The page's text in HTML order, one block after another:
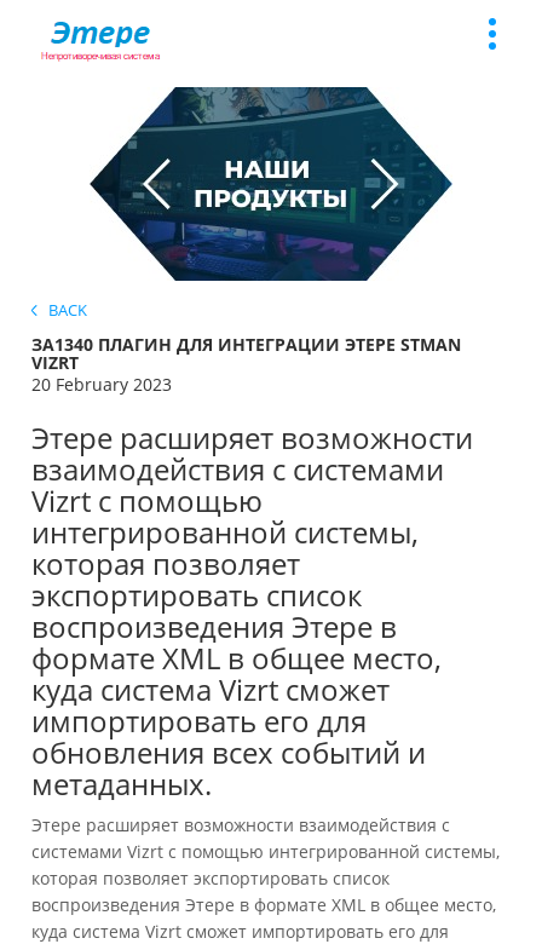
Toggle
BACK
ЗА1340 ПЛАГИН ДЛЯ ИНТЕГРАЦИИ ЭТЕРЕ STMAN
VIZRT
20 February 2023
Этере расширяет возможности
взаимодействия с системами
Vizrt с помощью
интегрированной системы,
которая позволяет
экспортировать список
воспроизведения Этере в
формате XML в общее место,
куда система Vizrt сможет
импортировать его для
обновления всех событий и
метаданных.
Этере расширяет возможности взаимодействия с
системами Vizrt с помощью интегрированной системы,
которая позволяет экспортировать список
воспроизведения Этере в формате XML в общее место,
куда система Vizrt сможет импортировать его для